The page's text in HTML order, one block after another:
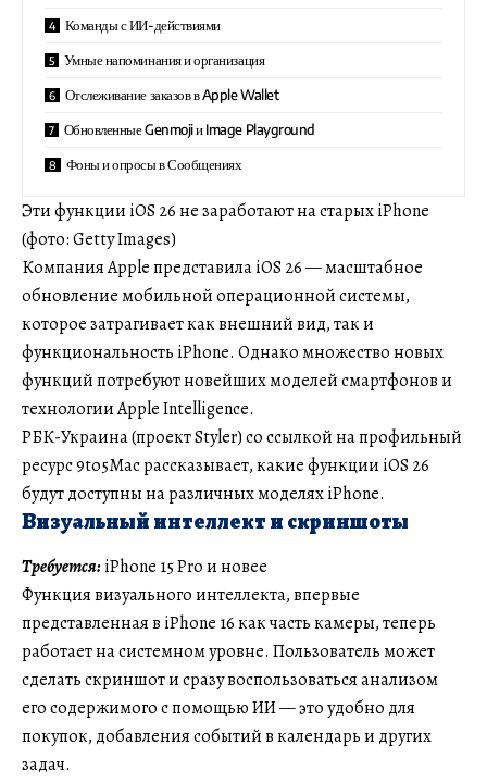
Команды с ИИ-действиями
Умные напоминания и организация
Отслеживание заказов в Apple Wallet
Обновленные Genmoji и Image Playground
Фоны и опросы в Сообщениях
Эти функции iOS 26 не заработают на старых iPhone
(фото: Getty Images)
Компания Apple представила iOS 26 — масштабное
обновление мобильной операционной системы,
которое затрагивает как внешний вид, так и
функциональность iPhone. Однако множество новых
функций потребуют новейших моделей смартфонов и
технологии Apple Intelligence.
РБК-Украина (проект Styler) со ссылкой на профильный
ресурс 9to5Mac рассказывает, какие функции iOS 26
будут доступны на различных моделях iPhone.
Визуальный интеллект и скриншоты
Требуется:iPhone 15 Pro и новее
Функция визуального интеллекта, впервые
представленная в iPhone 16 как часть камеры, теперь
работает на системном уровне. Пользователь может
сделать скриншот и сразу воспользоваться анализом
его содержимого с помощью ИИ — это удобно для
покупок, добавления событий в календарь и других
задач.